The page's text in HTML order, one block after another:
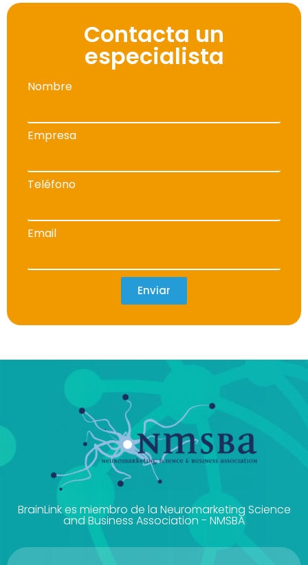
Contacta un
especialista
Nombre
Empresa
Teléfono
Email
Enviar
BrainLink es miembro de la Neuromarketing Science
and Business Association - NMSBA